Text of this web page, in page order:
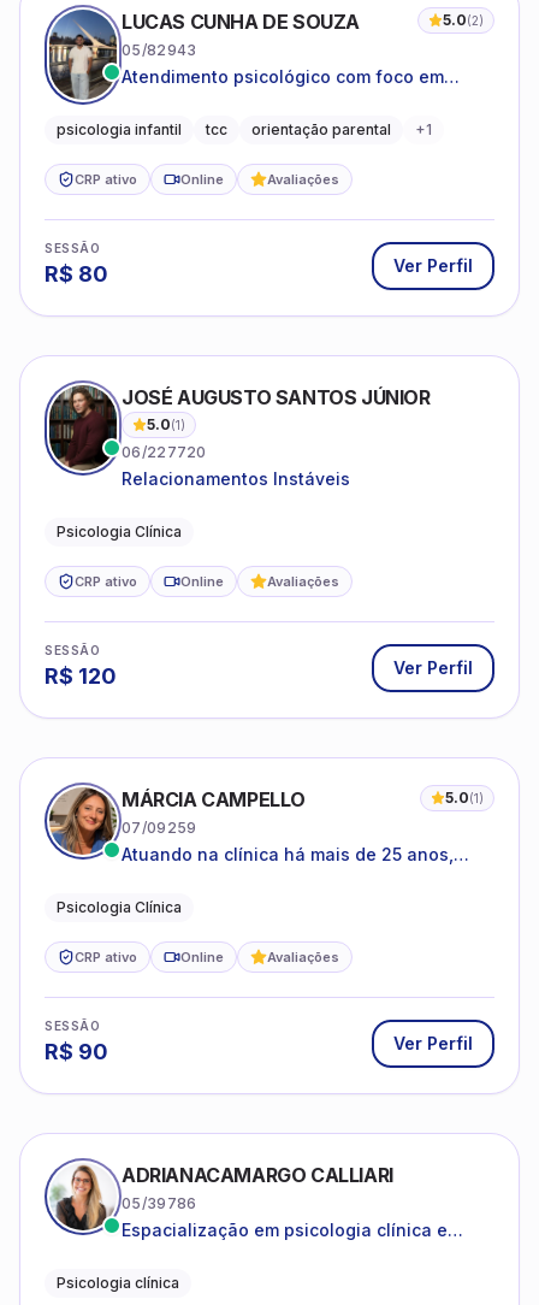
LUCAS CUNHA DE SOUZA 5.0(2)
05/82943
Atendimento psicológico com foco em
promovendo equilíbrio emocional e
psicologia infantil tcc orientação parental +1
CRP ativo Online Avaliações
SESSÃO
R$ 80 Ver Perfil
JOSÉ AUGUSTO SANTOS JÚNIOR
5.0(1)
06/227720
Relacionamentos Instáveis
Psicologia Clínica
CRP ativo Online Avaliações
SESSÃO
R$ 120 Ver Perfil
MÁRCIA CAMPELLO 5.0(1)
07/09259
Atuando na clínica há mais de 25 anos,
estruturas, com experiência em
Psicologia Clínica
CRP ativo Online Avaliações
SESSÃO
R$ 90 Ver Perfil
ADRIANACAMARGO CALLIARI
05/39786
Espacialização em psicologia clínica e
Psicologia clínica